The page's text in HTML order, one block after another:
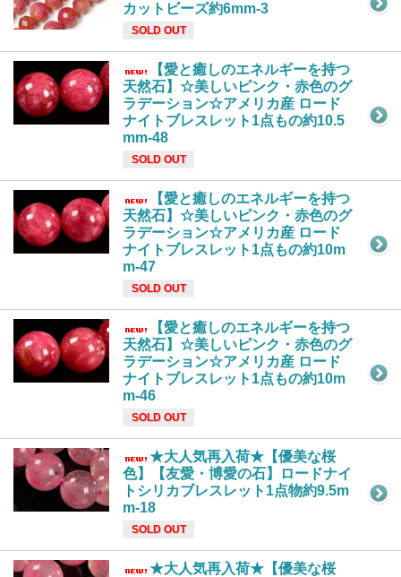
カットビーズ約6mm-3
SOLD OUT
【愛と癒しのエネルギーを持つ
天然石】☆美しいピンク・赤色のグ
ラデーション☆アメリカ産 ロード
ナイトブレスレット1点もの約10.5
mm-48
SOLD OUT
【愛と癒しのエネルギーを持つ
天然石】☆美しいピンク・赤色のグ
ラデーション☆アメリカ産 ロード
ナイトブレスレット1点もの約10m
m-47
SOLD OUT
【愛と癒しのエネルギーを持つ
天然石】☆美しいピンク・赤色のグ
ラデーション☆アメリカ産 ロード
ナイトブレスレット1点もの約10m
m-46
SOLD OUT
★大人気再入荷★【優美な桜
色】【友愛・博愛の石】ロードナイ
トシリカブレスレット1点物約9.5m
m-18
SOLD OUT
★大人気再入荷★【優美な桜